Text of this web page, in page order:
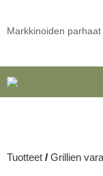
Markkinoiden
Tuotteet / Grillien